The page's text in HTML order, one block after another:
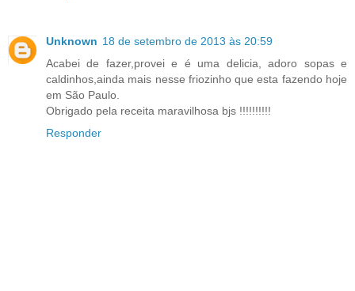
Unknown 18 de setembro de 2013 às 20:59
Acabei de fazer,provei e é uma delicia, adoro sopas e
caldinhos,ainda mais nesse friozinho que esta fazendo hoje
em São Paulo.
Obrigado pela receita maravilhosa bjs !!!!!!!!!!
Responder